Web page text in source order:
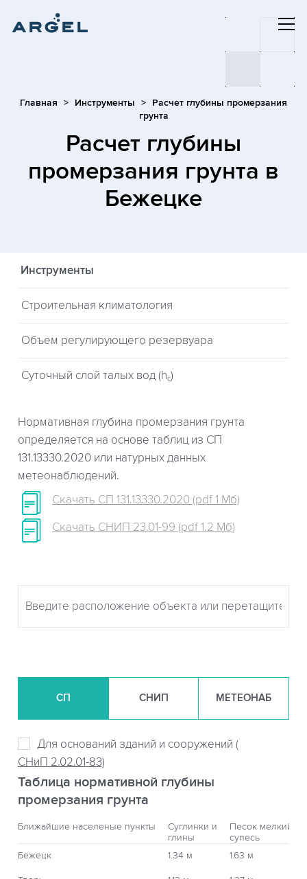
Главная Инструменты
Расчет глубины промерзания
грунта
Расчет глубины
промерзания грунта в
Бежецке
Инструменты
Строительная климатология
Объем регулирующего резервуара
Суточный слой талых вод (hc)
Нормативная глубина промерзания грунта
определяется на основе таблиц из СП
131.13330.2020 или натурных данных
метеонаблюдений.
Скачать СП 131.13330.2020 (pdf 1 Мб)
Скачать СНИП 23.01-99 (pdf 1.2 Мб)
СП СНИП МЕТЕОНАБ
Для оснований зданий и сооружений (
СНиП 2.02.01-83)
Таблица нормативной глубины
промерзания грунта
Ближайшие населеные пункты
Суглинки и
глины
Песок мелкий,
супесь
Бежецк
1.34 м 1.63 м